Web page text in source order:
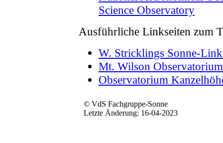
Science Observatory
Ausführliche Linkseiten zum
W. Stricklings Sonne-
Mt. Wilson Observatorium
Observatorium
© VdS Fachgruppe-Sonne
Letzte Änderung: 16-04-2023